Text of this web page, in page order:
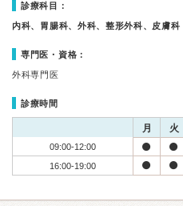
診療科目：
内科、胃腸科、外科、整形外科、皮膚科
専門医・資格：
外科専門医
診療時間
月 火
09:00-12:00
16:00-19:00